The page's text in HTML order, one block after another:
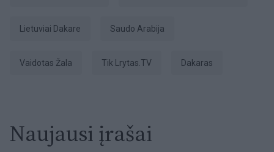
Lietuviai Dakare Saudo Arabija
Vaidotas Žala tik Lrytas.TV Dakaras
Naujausi įrašai